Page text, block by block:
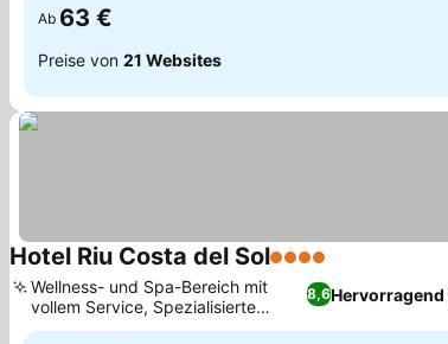
Ab 63 €
Preise von 21 Websites
Hotel Riu Costa del Sol4 Sterne
8,6Hervorragend
Wellness- und Spa-Bereich mit
vollem Service, Spezialisierte
Themenrestaurants